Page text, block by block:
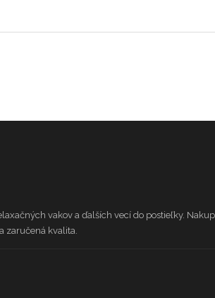
vakov a ďalších vecí do postieľky.
zaručená kvalita.